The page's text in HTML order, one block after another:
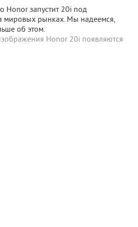
Honor запустит 20i под
мировых рынках. Мы надеемся,
об этом.
Honor 20i появляются